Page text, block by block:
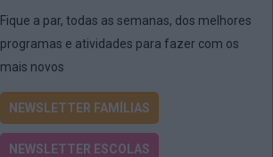
Fique a par, todas as semanas, dos melhores
programas e atividades para fazer com os
mais novos
NEWSLETTER FAMÍLIAS
NEWSLETTER ESCOLAS